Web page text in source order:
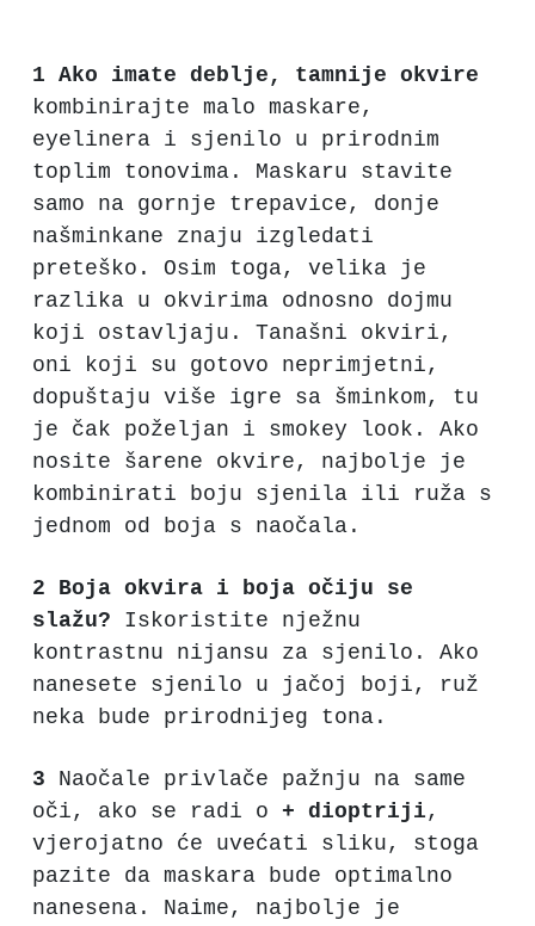
1 Ako imate deblje, tamnije okvire
kombinirajte malo maskare,
eyelinera i sjenilo u prirodnim
toplim tonovima. Maskaru stavite
samo na gornje trepavice, donje
našminkane znaju izgledati
preteško. Osim toga, velika je
razlika u okvirima odnosno dojmu
koji ostavljaju. Tanašni okviri,
oni koji su gotovo neprimjetni,
dopuštaju više igre sa šminkom, tu
je čak poželjan i smokey look. Ako
nosite šarene okvire, najbolje je
kombinirati boju sjenila ili ruža s
jednom od boja s naočala.
2 Boja okvira i boja očiju se
slažu? Iskoristite nježnu
kontrastnu nijansu za sjenilo. Ako
nanesete sjenilo u jačoj boji, ruž
neka bude prirodnijeg tona.
3 Naočale privlače pažnju na same
oči, ako se radi o + dioptriji ,
vjerojatno će uvećati sliku, stoga
pazite da maskara bude optimalno
nanesena. Naime, najbolje je